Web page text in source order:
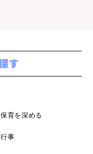
保育を深める
行事